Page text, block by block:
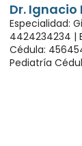
Dr. Ignacio
Especialidad:
4424234234 |
Cédula:
Pediatría